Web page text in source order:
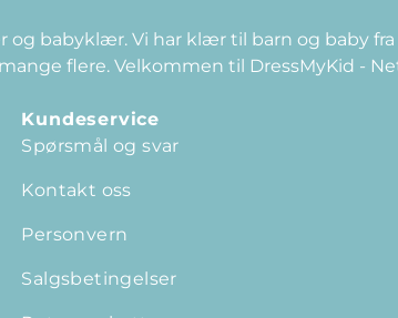
og babyklær. Vi har klær til barn og baby
flere. Velkommen til DressMyKid -
Kundeservice
Spørsmål og svar
Kontakt oss
Personvern
Salgsbetingelser